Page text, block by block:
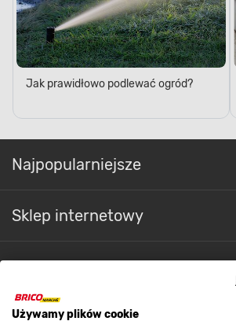
Używamy plików cookie
Jak prawidłowo podlewać ogród?
Promocje